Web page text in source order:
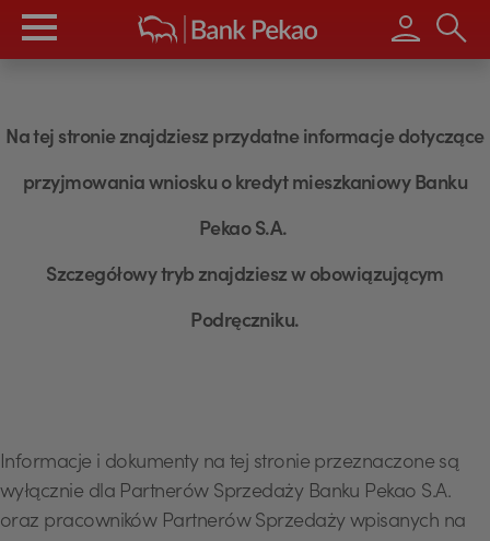
Wpisz
Na tej stronie znajdziesz przydatne informacje dotyczące
przyjmowania wniosku o kredyt mieszkaniowy Banku
Pekao S.A.
Szczegółowy tryb znajdziesz w obowiązującym
Podręczniku.
Informacje i dokumenty na tej stronie przeznaczone są
wyłącznie dla Partnerów Sprzedaży Banku Pekao S.A.
oraz pracowników Partnerów Sprzedaży wpisanych na